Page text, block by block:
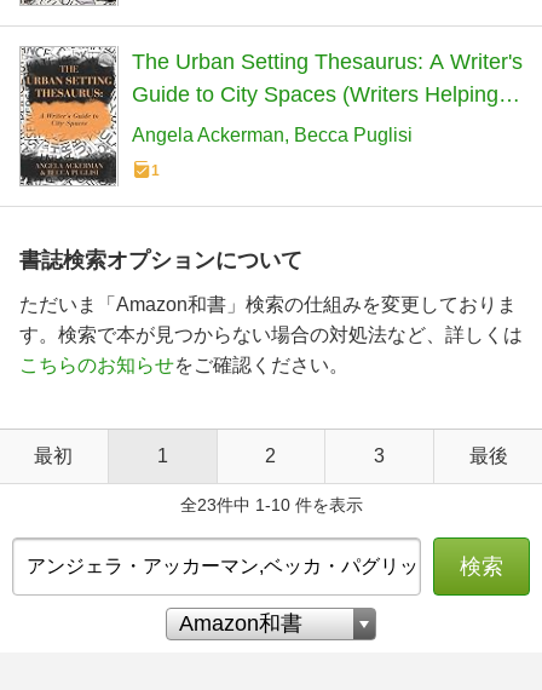
The Urban Setting Thesaurus: A Writer's
Guide to City Spaces (Writers Helping
Writers Series)
Angela Ackerman Becca Puglisi
1
書誌検索オプションについて
ただいま「Amazon和書」検索の仕組みを変更しておりま
す。検索で本が見つからない場合の対処法など、詳しくは
こちらのお知らせをご確認ください。
最初 1 2 3 最後
全23件中 1-10 件を表示
検索